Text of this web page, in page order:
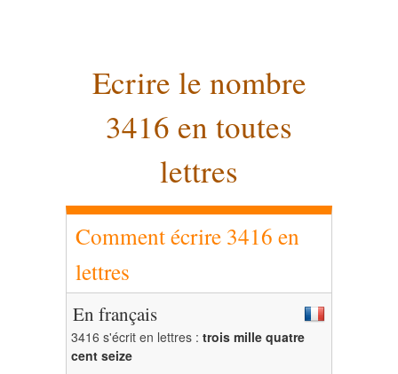
Ecrire le nombre
3416 en toutes
lettres
Comment écrire 3416 en
lettres
En français
3416 s'écrit en lettres : trois mille quatre
cent seize